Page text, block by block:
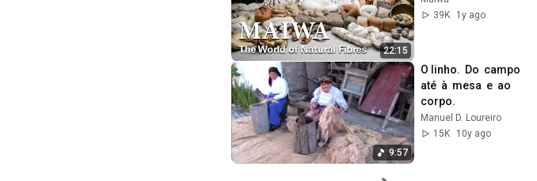
22:15
39K
1y ago
9:57
O linho.  Do  campo
até  à  mesa  e  ao
corpo.
Manuel D. Loureiro
15K
10y ago